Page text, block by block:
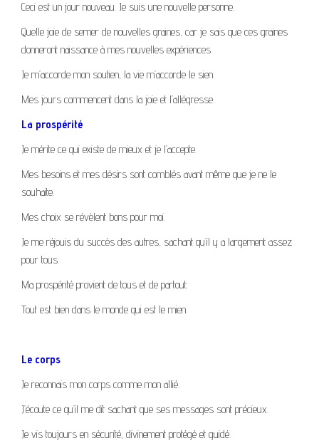
Ceci est un jour nouveau. Je suis une nouvelle personne.
Quelle joie de semer de nouvelles graines, car je sais que ces graines
donneront naissance à mes nouvelles expériences.
Je m’accorde mon soutien, la vie m’accorde le sien.
Mes jours commencent dans la joie et l’allégresse.
La prospérité
Je mérite ce qui existe de mieux et je l’accepte.
Mes besoins et mes désirs sont comblés avant même que je ne le
souhaite.
Mes choix se révèlent bons pour moi.
Je me réjouis du succès des autres, sachant qu’il y a largement assez
pour tous.
Ma prospérité provient de tous et de partout.
Tout est bien dans le monde qui est le mien.
Le corps
Je reconnais mon corps comme mon allié.
J’écoute ce qu’il me dit sachant que ses messages sont précieux.
Je vis toujours en sécurité, divinement protégé et guidé.